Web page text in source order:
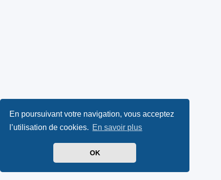
En poursuivant votre navigation, vous acceptez
l’utilisation de cookies. En savoir plus
OK